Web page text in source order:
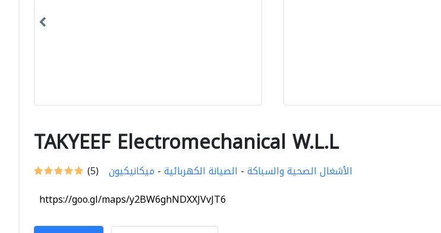
TAKYEEF Electromechanical W.L.L
(5) الأشغال الصحية والسباكة- الصيانة الكهربائية- ميكانيكيون
https://goo.gl/maps/y2BW6ghNDXXJVvJT6